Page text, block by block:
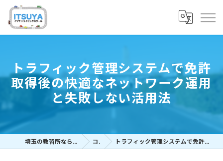
トラフィック管理システムで免許
取得後の快適なネットワーク運用
と失敗しない活用法
埼玉の教習所ならイツヤドライビングスクール コラム トラフィック管理システムで免許取得後の快適なネットワーク運用と失敗しない活用法